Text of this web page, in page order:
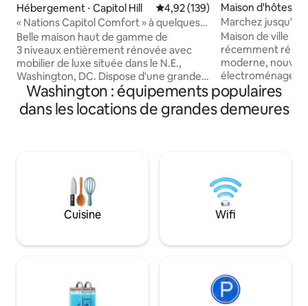
Hébergement ⋅ Capitol Hill Évaluation moyenne sur la
4,92 (139)
« Nations Capitol Comfort » à quelques
minutes de H Street !
Belle maison haut de gamme de
3 niveaux entièrement rénovée avec
mobilier de luxe située dans le N.E.,
Washington, DC. Dispose d'une grande
chambre principale avec salle de bain
attenante située au (2e) étage ; d'un
espace buanderie et d'un espace bureau
queen size, et de 2 salles de bains
complètes. Il y a un parking sécurisé hors
de la rue pour 1 véhicule, et un parking
gratuit supplémentaire dans la rue
Str, à 22 minutes de l'aéroport Reagan, à
Maison d'hôtes ⋅
Washington
Marchez
restaurants.
Maison de ville à
récemment
moderne,
électroménagers
nouveaux
logement.
king size, trois
complètes et une
Super accueillant
pâté de maisons
restaurants au
à pied des
Washington : équipements populaires
dans les locations de grandes demeures
Cuisine Wifi